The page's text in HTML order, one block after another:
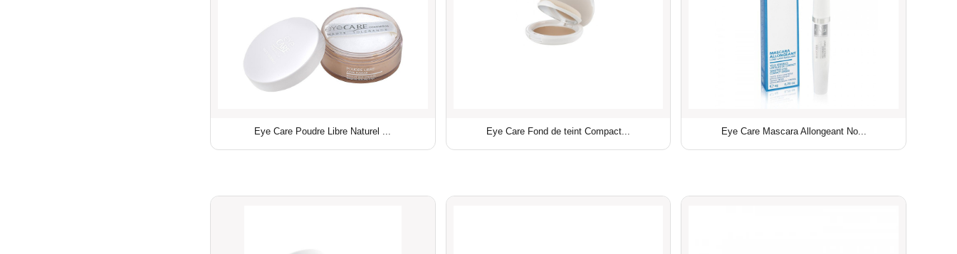
Eye Care Poudre Libre Naturel ... Eye Care Fond de teint Compact... Eye Care Mascara Allongeant No...